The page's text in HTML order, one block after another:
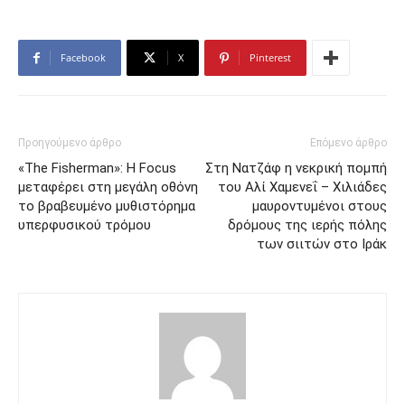
Facebook X Pinterest
Προηγούμενο άρθρο
«The Fisherman»: Η Focus
μεταφέρει στη μεγάλη οθόνη
το βραβευμένο μυθιστόρημα
υπερφυσικού τρόμου
Επόμενο άρθρο
Στη Νατζάφ η νεκρική πομπή
του Αλί Χαμενεΐ – Χιλιάδες
μαυροντυμένοι στους
δρόμους της ιερής πόλης
των σιιτών στο Ιράκ